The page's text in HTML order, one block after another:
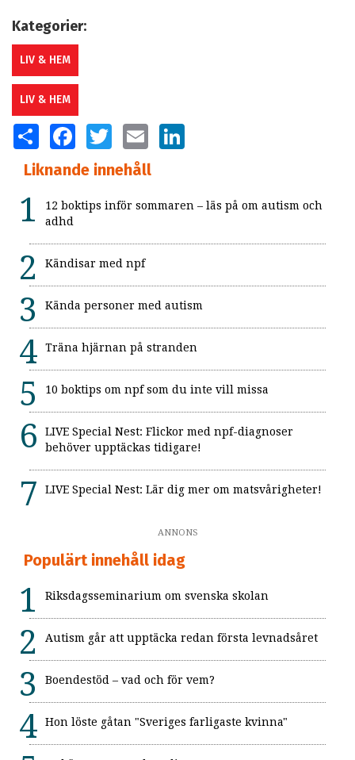
Kategorier:
LIV & HEM
LIV & HEM
SHARE FACEBOOKTWITTER EMAIL
Liknande innehåll
12 boktips inför sommaren – läs på om autism och
adhd
Kändisar med npf
Kända personer med autism
Träna hjärnan på stranden
10 boktips om npf som du inte vill missa
LIVE Special Nest: Flickor med npf-diagnoser
behöver upptäckas tidigare!
LIVE Special Nest: Lär dig mer om matsvårigheter!
ANNONS
Populärt innehåll idag
Riksdagsseminarium om svenska skolan
Autism går att upptäcka redan första levnadsåret
Boendestöd – vad och för vem?
Hon löste gåtan "Sveriges farligaste kvinna"